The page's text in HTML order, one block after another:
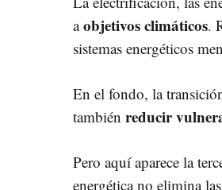
aobjetivos climáticos.
sistemas energéticos
En el fondo, la
también reducir
Pero aquí aparece la
energética no elimina las